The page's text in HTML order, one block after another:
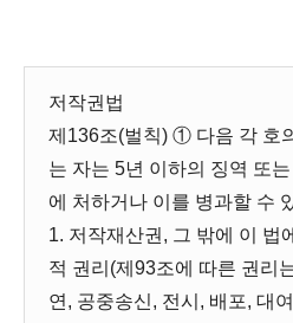
저작권법
제136조(벌칙) ① 다음 각 호
는 자는 5년 이하의 징역 또
에 처하거나 이를 병과할 수
1. 저작재산권, 그 밖에 이 법
적 권리(제93조에 따른 권리
연, 공중송신, 전시, 배포, 대